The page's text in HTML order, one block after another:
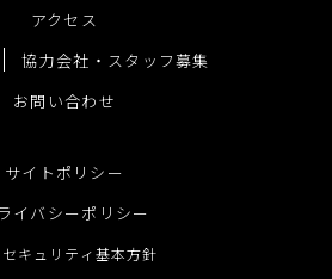
アクセス
協力会社・スタッフ募集
お問い合わせ
サイトポリシー
イバシーポリシー
キュリティ基本方針